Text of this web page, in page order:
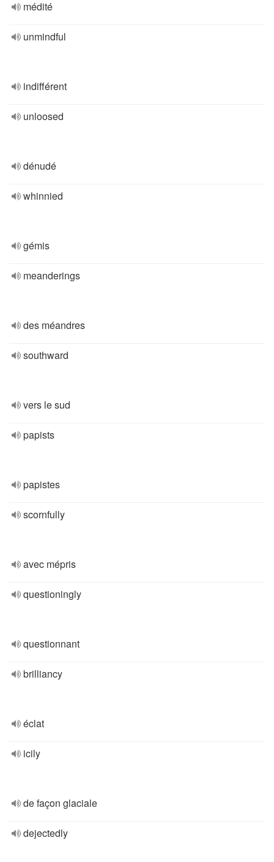
médité
unmindful
indifférent
unloosed
dénudé
whinnied
gémis
meanderings
des méandres
southward
vers le sud
papists
papistes
scornfully
avec mépris
questioningly
questionnant
brilliancy
éclat
icily
de façon glaciale
dejectedly